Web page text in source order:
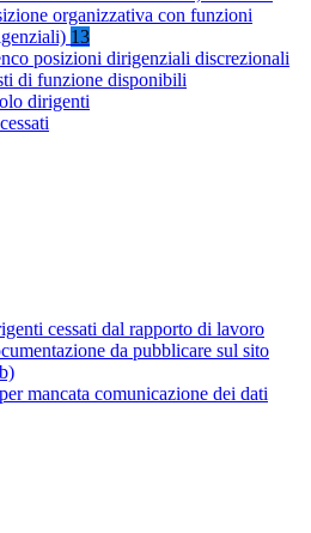
organizzativa con funzioni
13
posizioni dirigenziali discrezionali
di funzione disponibili
dirigenti
cessati dal rapporto di lavoro
da pubblicare sul sito
mancata comunicazione dei dati